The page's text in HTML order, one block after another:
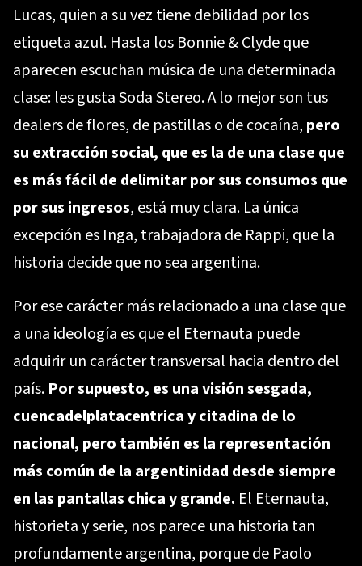
Lucas, quien a su vez tiene debilidad por los
etiqueta azul. Hasta los Bonnie & Clyde que
aparecen escuchan música de una determinada
clase: les gusta Soda Stereo. A lo mejor son tus
dealers de flores, de pastillas o de cocaína, pero
su extracción social, que es la de una clase que
es más fácil de delimitar por sus consumos que
por sus ingresos, está muy clara. La única
excepción es Inga, trabajadora de Rappi, que la
historia decide que no sea argentina.
Por ese carácter más relacionado a una clase que
a una ideología es que el Eternauta puede
adquirir un carácter transversal hacia dentro del
país. Por supuesto, es una visión sesgada,
cuencadelplatacentrica y citadina de lo
nacional, pero también es la representación
más común de la argentinidad desde siempre
en las pantallas chica y grande. El Eternauta,
historieta y serie, nos parece una historia tan
profundamente argentina, porque de Paolo